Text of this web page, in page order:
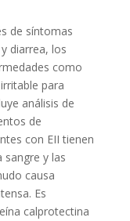
de síntomas
diarrea, los
como
para
análisis de
de
con EII tienen
sangre y las
causa
Es
calprotectina